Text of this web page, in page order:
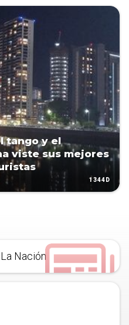
tango y el
viste sus mejores
1344D
Nación